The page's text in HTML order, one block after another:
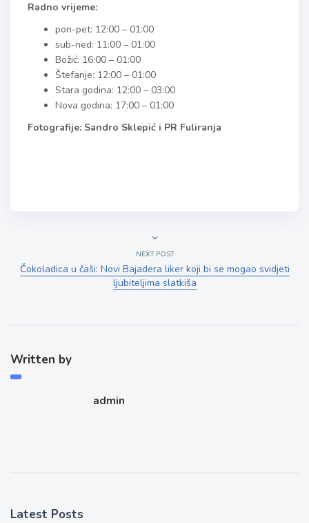
Radno vrijeme:
pon-pet: 12:00 – 01:00
sub-ned: 11:00 – 01:00
Božić: 16:00 – 01:00
Štefanje: 12:00 – 01:00
Stara godina: 12:00 – 03:00
Nova godina: 17:00 – 01:00
Fotografije: Sandro Sklepić i PR Fuliranja
NEXT POST
Čokoladica u čaši: Novi Bajadera liker koji bi se mogao svidjeti
ljubiteljima slatkiša
Written by
admin
Latest Posts